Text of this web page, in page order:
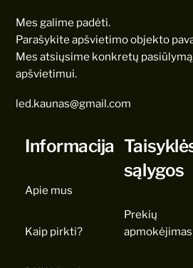
Mes galime padėti.
Parašykite apšvietimo objekto
Mes atsiųsime konkretų
apšvietimui.
led.kaunas@gmail.com
Informacija
Apie mus
Kaip pirkti?
sąlygos
Prekių
apmokėjimas